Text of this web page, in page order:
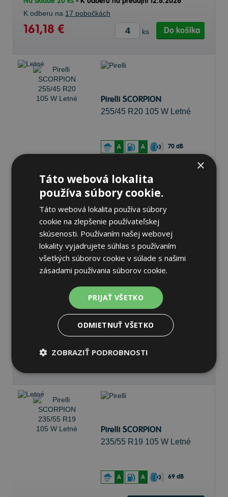
K odberu na 17 pobočkách
161,18 € ks Do košíka
Pirelli SCORPION
255/45 R20 105 W Letné
A A 70 dB
K odberu na 17 pobočkách
233,45 €
Pirelli SCORPION
72 dB
153,50 €
Pirelli SCORPION
235/55 R19 105 W Letné
A A 69 dB
×
Táto webová lokalita
používa súbory cookie.
Táto webová lokalita používa súbory
cookie na zlepšenie používateľskej
skúsenosti. Používaním našej webovej
lokality vyjadrujete súhlas s používaním
všetkých súborov cookie v súlade s našimi
zásadami používania súborov cookie.
PRIJAŤ VŠETKO
ODMIETNUŤ VŠETKO
ZOBRAZIŤ PODROBNOSTI